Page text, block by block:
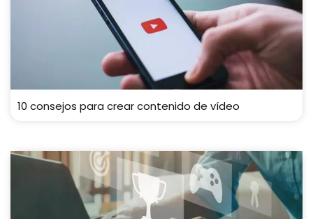
10 consejos para crear contenido de vídeo